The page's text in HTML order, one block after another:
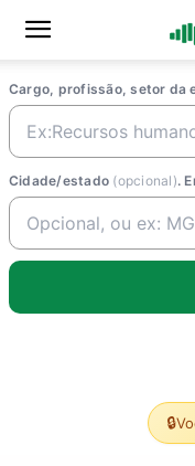
Cargo, profissão, setor da
Cidade/estado (opcional).
🔒